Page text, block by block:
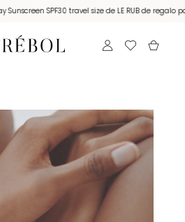
SPF30 travel size de LE RUB de regalo por